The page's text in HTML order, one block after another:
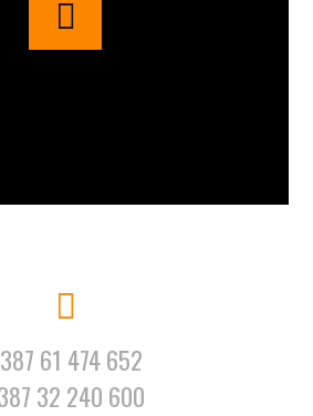
61 474 652
32 240 600